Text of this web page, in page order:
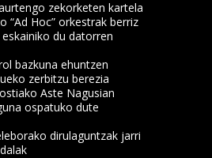
zekorketen kartela
“Ad Hoc” orkestrak berriz
du datorren
bazkuna ehuntzen
zerbitzu berezia
Aste Nagusian
ospatuko dute
dirulaguntzak jarri